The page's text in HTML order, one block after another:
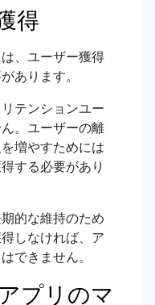
得
、ユーザー獲得
あります。
テンションユー
。ユーザーの離
増やすためには
する必要があり
的な維持のため
しなければ、ア
できません。
プリのマ